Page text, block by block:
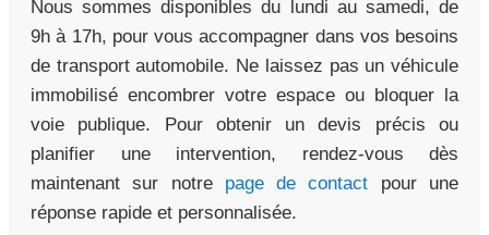
Nous sommes disponibles du lundi au samedi, de
9h à 17h, pour vous accompagner dans vos besoins
de transport automobile. Ne laissez pas un véhicule
immobilisé encombrer votre espace ou bloquer la
voie publique. Pour obtenir un devis précis ou
planifier une intervention, rendez-vous dès
maintenant sur notre page de contact pour une
réponse rapide et personnalisée.